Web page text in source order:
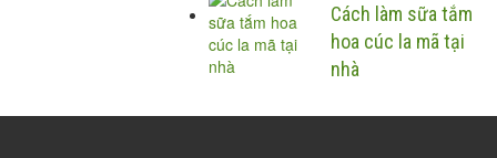
Cách làm sữa tắm
hoa cúc la mã tại
nhà